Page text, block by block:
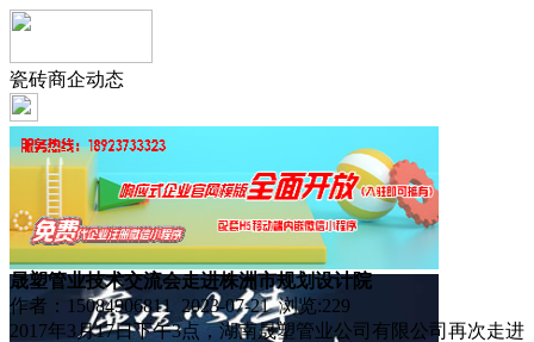
瓷砖商企动态
晟塑管业技术交流会走进株洲市规划设计院
作者：15084906811 2023-07-21 浏览:229
2017年3月17日下午3点，湖南晟塑管业公司有限公司再次走进